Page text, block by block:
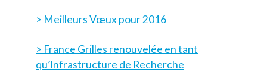
> Meilleurs Vœux pour 2016
> France Grilles renouvelée en tant
qu’Infrastructure de Recherche